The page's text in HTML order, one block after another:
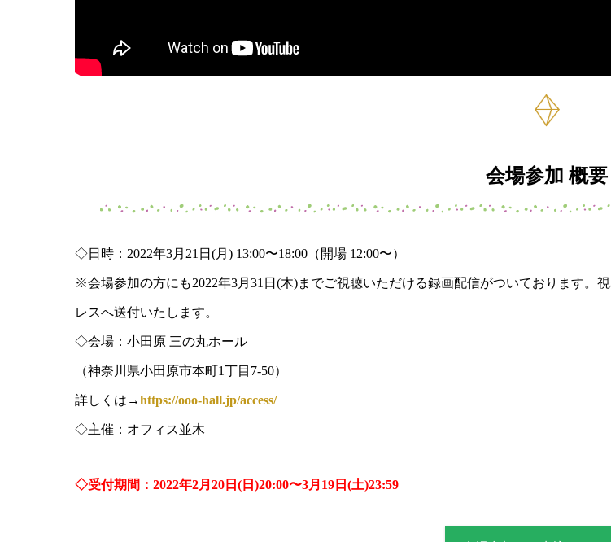
会場参加 概要
◇日時：2022年3月21日(月) 13:00〜18:00（開場 12:00〜）
※会場参加の方にも2022年3月31日(木)までご視聴いただける録画配信がついております。
レスへ送付いたします。
◇会場：小田原 三の丸ホール
（神奈川県小田原市本町1丁目7-50）
詳しくは→https://ooo-hall.jp/access/
◇主催：オフィス並木
◇受付期間：2022年2月20日(日)20:00〜3月19日(土)23:59